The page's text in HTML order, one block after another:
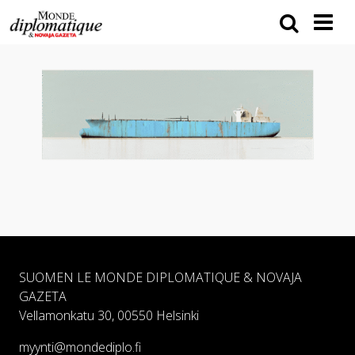
SUOMEN LE MONDE DIPLOMATIQUE & NOVAJA
GAZETA
Vellamonkatu 30, 00550 Helsinki
myynti@mondediplo.fi